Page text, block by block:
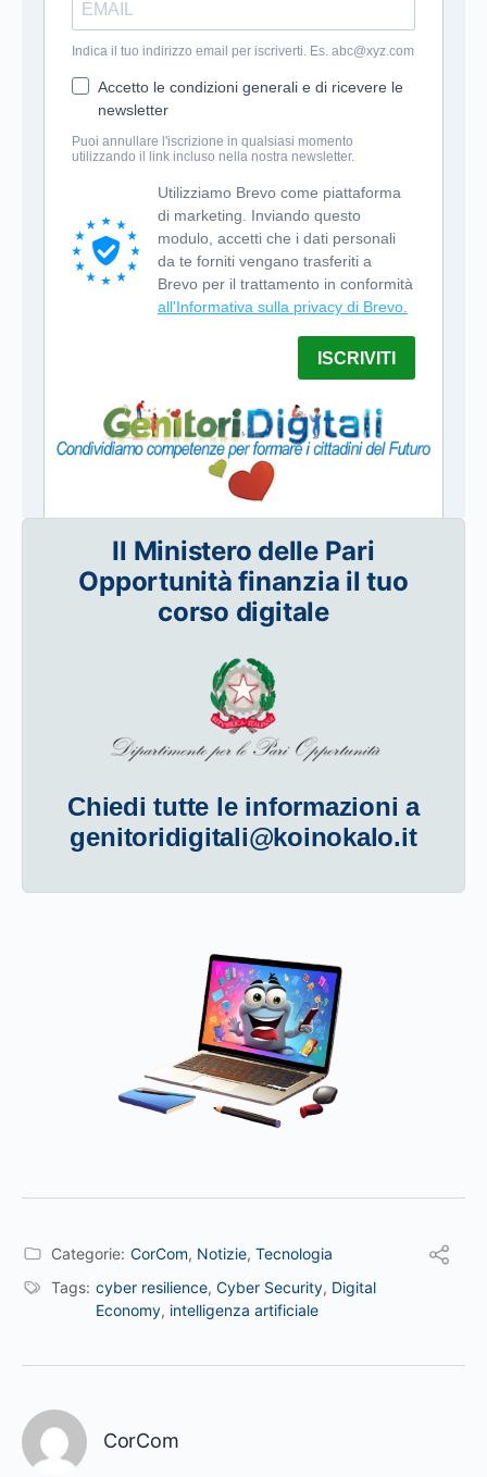
Il Ministero delle Pari
Opportunità finanzia il tuo
corso digitale
Chiedi tutte le informazioni a
genitoridigitali@koinokalo.it
Categorie: CorCom, Notizie, Tecnologia
Tags: cyber resilience, Cyber Security, Digital
Economy, intelligenza artificiale
CorCom